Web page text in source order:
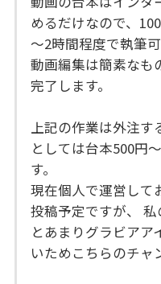
めるだけなので、
～2時間程度で執筆可
動画編集は簡素なも
完了します。
上記の作業は外注す
としては台本500円
す。
現在個人で運営して
投稿予定ですが、
とあまりグラビアア
いためこちらのチャ